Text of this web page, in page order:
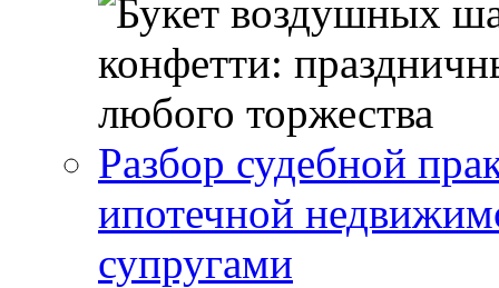
Разбор судебной
ипотечной
супругами